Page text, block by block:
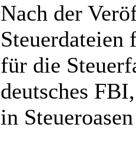
Nach der
Steuerdateien
für die
deutsches
in